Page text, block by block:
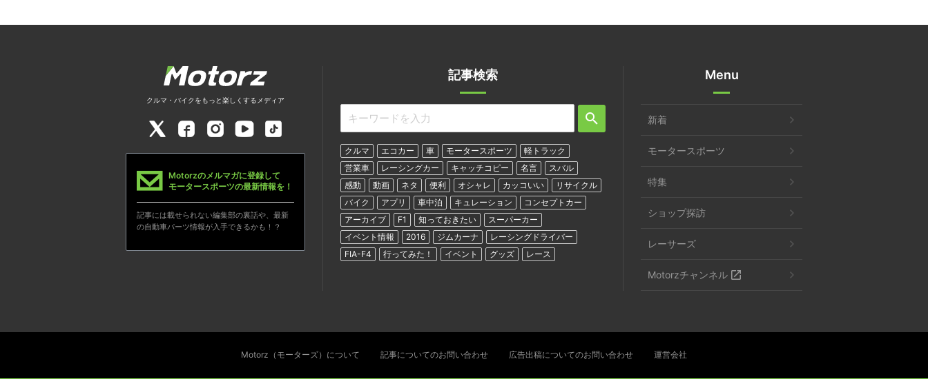
記事検索
クルマ エコカー 車 モータースポーツ
軽トラック
営業車
レーシングカー キャッチコピー 名言
スバル
感動
動画 ネタ 便利 オシャレ カッコいい
リサイクル
バイク
アプリ 車中泊 キュレーション
コンセプトカー
アーカイブ
F1 知っておきたい
スーパーカー
イベント情報
2016 ジムカーナ
レーシングドライバー
FIA-F4
行ってみた！ イベント グッズ レース
クルマ・バイクをもっと楽しくするメディア
Motorzのメルマガに登録して
モータースポーツの最新情報を！
記事には載せられない編集部の裏話や、最新
の自動車パーツ情報が入手できるかも！？
Menu
新着
モータースポーツ
特集
ショップ探訪
レーサーズ
Motorzチャンネル
Motorz（モーターズ）について 記事についてのお問い合わせ 広告出稿についてのお問い合わせ 運営会社